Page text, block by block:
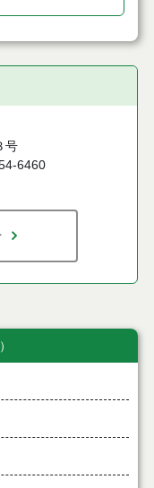
号
6460